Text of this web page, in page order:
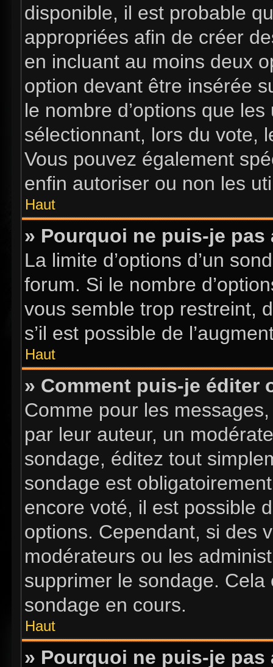
disponible, il est probable
appropriées afin de créer
en incluant au moins deux
option devant être insérée
le nombre d’options que
sélectionnant, lors du vote,
Vous pouvez également
enfin autoriser ou non les
Haut
» Pourquoi ne puis-je
La limite d’options d’un
forum. Si le nombre
vous semble trop restreint,
s’il est possible de
Haut
» Comment puis-je éditer
Comme pour les
par leur auteur, un
sondage, éditez tout
sondage est
encore voté, il est possible
options. Cependant, si des
modérateurs ou les
supprimer le sondage. Cela
sondage en cours.
Haut
» Pourquoi ne puis-je